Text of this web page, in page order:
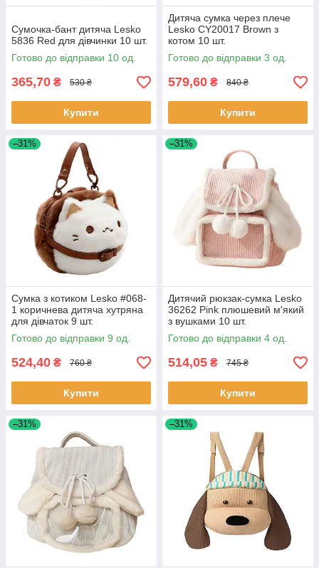
Сумочка-бант дитяча Lesko
5836 Red для дівчинки 10 шт.
Готово до відправки 10 од.
365,70 ₴ 530 ₴
Купити
Дитяча сумка через плече
Lesko CY20017 Brown з
котом 10 шт.
Готово до відправки 3 од.
579,60 ₴ 840 ₴
Купити
–31%
Сумка з котиком Lesko #068-
1 коричнева дитяча хутряна
для дівчаток 9 шт.
Готово до відправки 9 од.
524,40 ₴ 760 ₴
Купити
–31%
Дитячий рюкзак-сумка Lesko
36262 Pink плюшевий м'який
з вушками 10 шт.
Готово до відправки 4 од.
514,05 ₴ 745 ₴
Купити
–31% –31%